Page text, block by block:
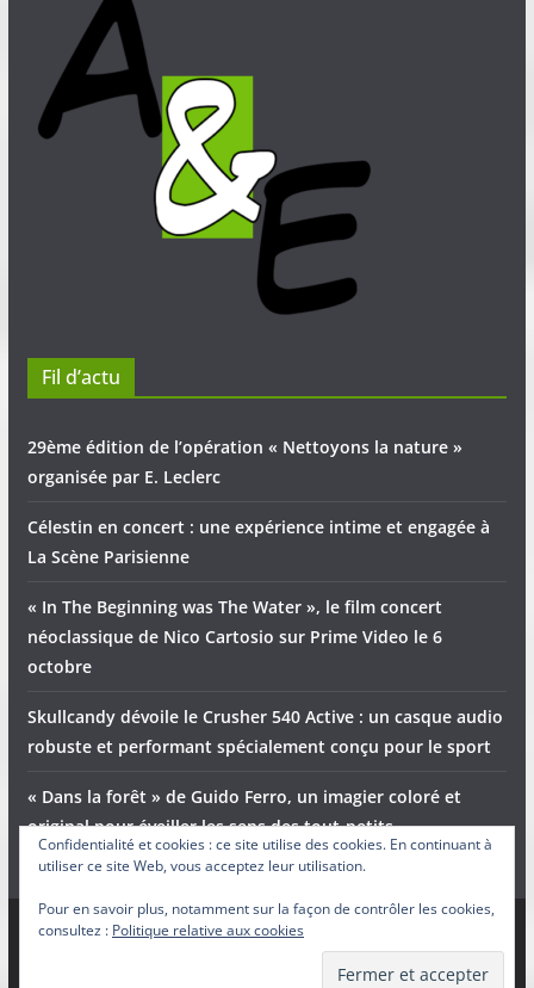
Fil d’actu
29ème édition de l’opération « Nettoyons la nature »
organisée par E. Leclerc
Célestin en concert : une expérience intime et engagée à
La Scène Parisienne
« In The Beginning was The Water », le film concert
néoclassique de Nico Cartosio sur Prime Video le 6
octobre
Skullcandy dévoile le Crusher 540 Active : un casque audio
robuste et performant spécialement conçu pour le sport
« Dans la forêt » de Guido Ferro, un imagier coloré et
original pour éveiller les sens des tout-petits
. Tous droits réservés.
Confidentialité et cookies : ce site utilise des cookies. En continuant à
utiliser ce site Web, vous acceptez leur utilisation.
Pour en savoir plus, notamment sur la façon de contrôler les cookies,
consultez : Politique relative aux cookies